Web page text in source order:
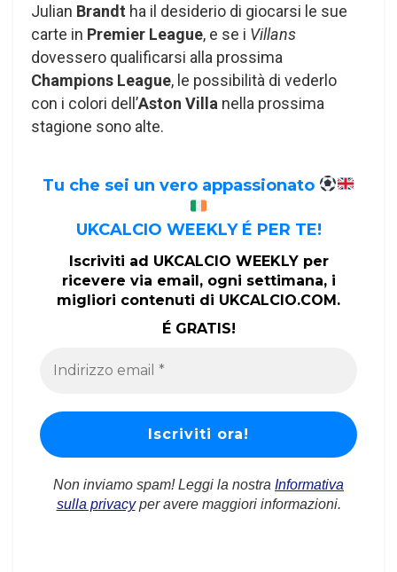
Julian Brandt ha il desiderio di giocarsi le sue
carte in Premier League, e se i Villans
dovessero qualificarsi alla prossima
Champions League, le possibilità di vederlo
con i colori dell’Aston Villa nella prossima
stagione sono alte.
Tu che sei un vero appassionato
UKCALCIO WEEKLY É PER TE!
Iscriviti ad UKCALCIO WEEKLY per
ricevere via email, ogni settimana, i
migliori contenuti di UKCALCIO.COM.
É GRATIS!
Non inviamo spam! Leggi la nostra Informativa
sulla privacyper avere maggiori informazioni.